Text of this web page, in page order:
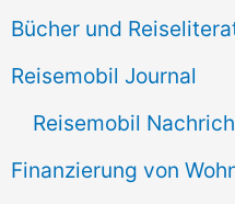
Bücher und
Reisemobil Journal
Reisemobil
Finanzierung von